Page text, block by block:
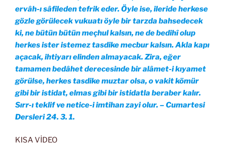
ervâh-ı sâfileden tefrik eder. Öyle ise, ileride herkese
gözle görülecek vukuatı öyle bir tarzda bahsedecek
ki, ne bütün bütün meçhul kalsın, ne de bedihî olup
herkes ister istemez tasdike mecbur kalsın. Akla kapı
açacak, ihtiyarı elinden almayacak. Zira, eğer
tamamen bedâhet derecesinde bir alâmet-i kıyamet
görülse, herkes tasdike muztar olsa, o vakit kömür
gibi bir istidat, elmas gibi bir istidatla beraber kalır.
Sırr-ı teklif ve netice-i imtihan zayi olur. – Cumartesi
Dersleri 24. 3. 1.
KISA VİDEO